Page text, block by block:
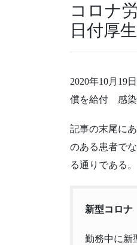
コロナ
日付厚
2020年10月19
償を給付 感染
記事の末尾に
のある患者で
る通りである。
新型コロ
勤務中に新